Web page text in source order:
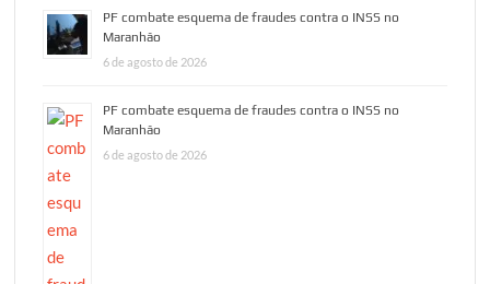
PF combate esquema de fraudes contra o INSS no
Maranhão
6 de agosto de 2026
PF combate esquema de fraudes contra o INSS no
Maranhão
6 de agosto de 2026